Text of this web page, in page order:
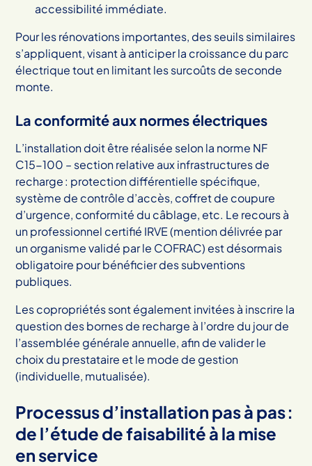
accessibilité immédiate.
Pour les rénovations importantes, des seuils similaires
s’appliquent, visant à anticiper la croissance du parc
électrique tout en limitant les surcoûts de seconde
monte.
La conformité aux normes électriques
L’installation doit être réalisée selon la norme NF
C15-100 – section relative aux infrastructures de
recharge : protection différentielle spécifique,
système de contrôle d’accès, coffret de coupure
d’urgence, conformité du câblage, etc. Le recours à
un professionnel certifié IRVE (mention délivrée par
un organisme validé par le COFRAC) est désormais
obligatoire pour bénéficier des subventions
publiques.
Les copropriétés sont également invitées à inscrire la
question des bornes de recharge à l’ordre du jour de
l’assemblée générale annuelle, afin de valider le
choix du prestataire et le mode de gestion
(individuelle, mutualisée).
Processus d’installation pas à pas :
de l’étude de faisabilité à la mise
en service